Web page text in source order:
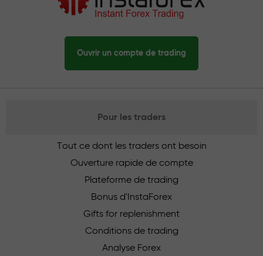
Ouvrir un compte de trading
Pour les traders
Tout ce dont les traders ont besoin
Ouverture rapide de compte
Plateforme de trading
Bonus d'InstaForex
Gifts for replenishment
Conditions de trading
Analyse Forex